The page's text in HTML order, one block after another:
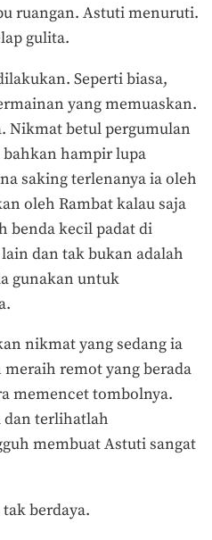
ruangan. Astuti menuruti.
gulita.
Seperti biasa,
yang memuaskan.
Nikmat betul pergumulan
hampir lupa
saking terlenanya ia oleh
oleh Rambat kalau saja
benda kecil padat di
dan tak bukan adalah
gunakan untuk
nikmat yang sedang ia
remot yang berada
memencet tombolnya.
dan terlihatlah
membuat Astuti sangat
berdaya.